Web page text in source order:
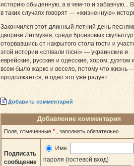
историю обыденную, а в чем-то и забавную...
в таких случаях говорят — «жизненную»
Закончился этот длинный летний день
дворике Литмузея, среди бронзовых
оторвавшись от накрытого стола гости и
этой истории «спiвали пiснi» — украинские и
еврейские, русские и одесские, хором, дуэтом
всем было жарко и весело, потому что жизнь
продолжается, и одно это уже радует...
Добавить комментарий
Добавление комментария
Поля, отмеченные * , заполнять обязательно
Подписать
сообщение
Имя
пароля (гостевой вход)